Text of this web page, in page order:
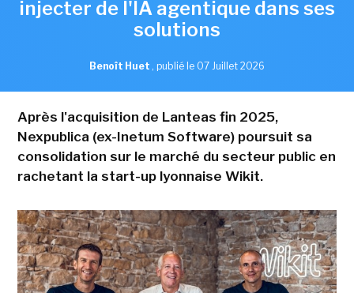
injecter de l'IA agentique dans ses
solutions
Benoît Huet , publié le 07 Juillet 2026
Après l'acquisition de Lanteas fin 2025,
Nexpublica (ex-Inetum Software) poursuit sa
consolidation sur le marché du secteur public en
rachetant la start-up lyonnaise Wikit.